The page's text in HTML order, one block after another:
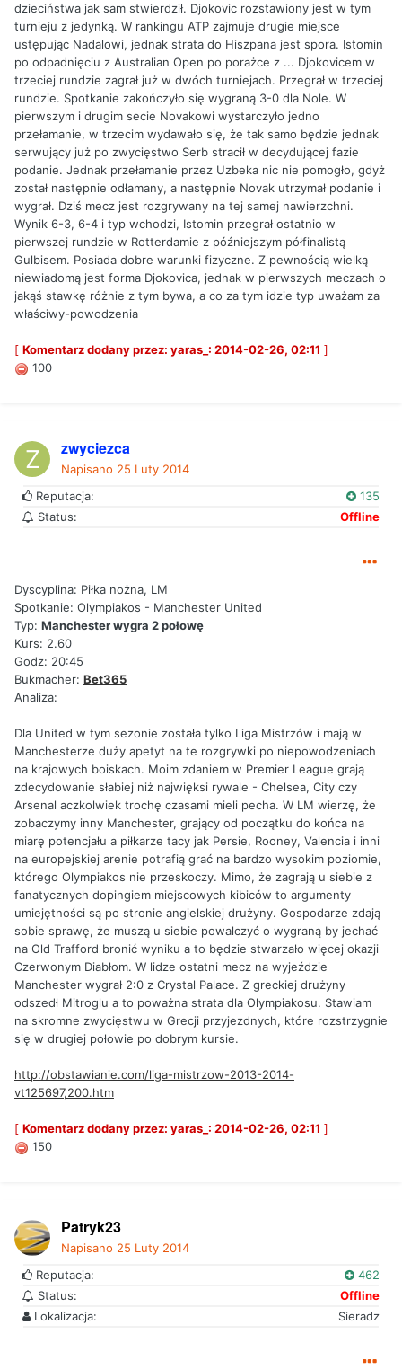
dzieciństwa jak sam stwierdził. Djokovic rozstawiony jest w tym
turnieju z jedynką. W rankingu ATP zajmuje drugie miejsce
ustępując Nadalowi, jednak strata do Hiszpana jest spora. Istomin
po odpadnięciu z Australian Open po porażce z ... Djokovicem w
trzeciej rundzie zagrał już w dwóch turniejach. Przegrał w trzeciej
rundzie. Spotkanie zakończyło się wygraną 3-0 dla Nole. W
pierwszym i drugim secie Novakowi wystarczyło jedno
przełamanie, w trzecim wydawało się, że tak samo będzie jednak
serwujący już po zwycięstwo Serb stracił w decydującej fazie
podanie. Jednak przełamanie przez Uzbeka nic nie pomogło, gdyż
został następnie odłamany, a następnie Novak utrzymał podanie i
wygrał. Dziś mecz jest rozgrywany na tej samej nawierzchni.
Wynik 6-3, 6-4 i typ wchodzi, Istomin przegrał ostatnio w
pierwszej rundzie w Rotterdamie z późniejszym półfinalistą
Gulbisem. Posiada dobre warunki fizyczne. Z pewnością wielką
niewiadomą jest forma Djokovica, jednak w pierwszych meczach o
jakąś stawkę różnie z tym bywa, a co za tym idzie typ uważam za
właściwy-powodzenia
[ Komentarz dodany przez: yaras_: 2014-02-26, 02:11 ]
100
zwyciezca
Napisano 25 Luty 2014
Reputacja:
135
Status:
Offline
Dyscyplina: Piłka nożna, LM
Spotkanie: Olympiakos - Manchester United
Typ: Manchester wygra 2 połowę
Kurs: 2.60
Godz: 20:45
Bukmacher: Bet365
Analiza:
Dla United w tym sezonie została tylko Liga Mistrzów i mają w
Manchesterze duży apetyt na te rozgrywki po niepowodzeniach
na krajowych boiskach. Moim zdaniem w Premier League grają
zdecydowanie słabiej niż najwięksi rywale - Chelsea, City czy
Arsenal aczkolwiek trochę czasami mieli pecha. W LM wierzę, że
zobaczymy inny Manchester, grający od początku do końca na
miarę potencjału a piłkarze tacy jak Persie, Rooney, Valencia i inni
na europejskiej arenie potrafią grać na bardzo wysokim poziomie,
którego Olympiakos nie przeskoczy. Mimo, że zagrają u siebie z
fanatycznych dopingiem miejscowych kibiców to argumenty
umiejętności są po stronie angielskiej drużyny. Gospodarze zdają
sobie sprawę, że muszą u siebie powalczyć o wygraną by jechać
na Old Trafford bronić wyniku a to będzie stwarzało więcej okazji
Czerwonym Diabłom. W lidze ostatni mecz na wyjeździe
Manchester wygrał 2:0 z Crystal Palace. Z greckiej drużyny
odszedł Mitroglu a to poważna strata dla Olympiakosu. Stawiam
na skromne zwycięstwu w Grecji przyjezdnych, które rozstrzygnie
się w drugiej połowie po dobrym kursie.
http://obstawianie.com/liga-mistrzow-2013-2014-
vt125697,200.htm
[ Komentarz dodany przez: yaras_: 2014-02-26, 02:11 ]
150
Patryk23
Napisano 25 Luty 2014
Reputacja:
462
Status:
Offline
Lokalizacja:
Sieradz